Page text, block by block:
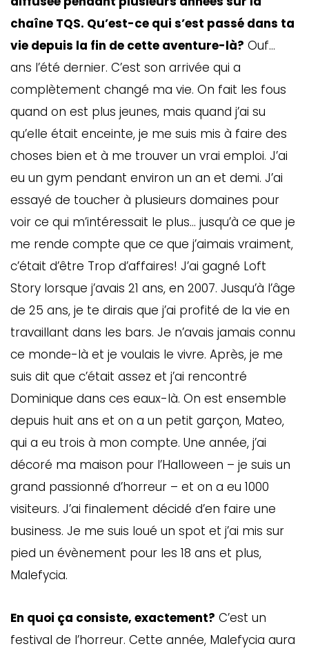
chaîne TQS. Qu’est-ce qui s’est passé dans ta
vie depuis la fin de cette aventure-là? Ouf…
ans l’été dernier. C’est son arrivée qui a
complètement changé ma vie. On fait les fous
quand on est plus jeunes, mais quand j’ai su
qu’elle était enceinte, je me suis mis à faire des
choses bien et à me trouver un vrai emploi. J’ai
eu un gym pendant environ un an et demi. J’ai
essayé de toucher à plusieurs domaines pour
voir ce qui m’intéressait le plus… jusqu’à ce que je
me rende compte que ce que j’aimais vraiment,
c’était d’être Trop d’affaires! J’ai gagné Loft
Story lorsque j’avais 21 ans, en 2007. Jusqu’à l’âge
de 25 ans, je te dirais que j’ai profité de la vie en
travaillant dans les bars. Je n’avais jamais connu
ce monde-là et je voulais le vivre. Après, je me
suis dit que c’était assez et j’ai rencontré
Dominique dans ces eaux-là. On est ensemble
depuis huit ans et on a un petit garçon, Mateo,
qui a eu trois à mon compte. Une année, j’ai
décoré ma maison pour l’Halloween – je suis un
grand passionné d’horreur – et on a eu 1000
visiteurs. J’ai finalement décidé d’en faire une
business. Je me suis loué un spot et j’ai mis sur
pied un évènement pour les 18 ans et plus,
Malefycia.
En quoi ça consiste, exactement? C’est un
festival de l’horreur. Cette année, Malefycia aura